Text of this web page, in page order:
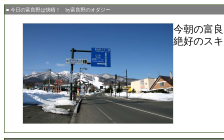
■ 今日の富良野は快晴！ by富良野のオダジー
今朝の富
絶好のス